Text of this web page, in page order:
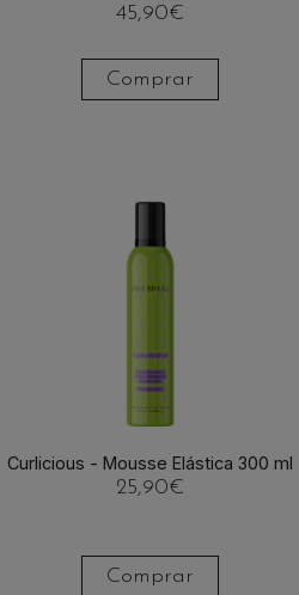
45,90€
Comprar
Curlicious - Mousse Elástica 300 ml
25,90€
Comprar